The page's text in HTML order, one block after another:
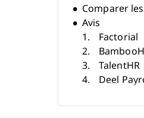
Comparer
Avis
Factorial
TalentHR
Deel
Jamf